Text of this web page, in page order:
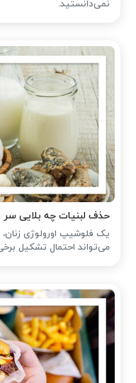
نمی‌دانستید.
حذف لبنیات چه بلایی سر
یک فلوشیپ اورولوژی
می‌تواند احتمال تشکیل